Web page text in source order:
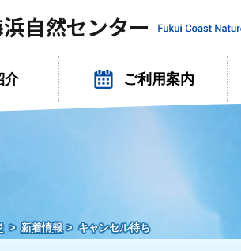
介 ご利用案内
新着情報 キャンセル待ち